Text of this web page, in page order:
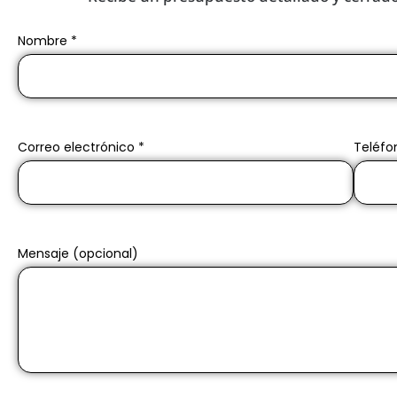
Nombre *
Correo electrónico *
Mensaje (opcional)